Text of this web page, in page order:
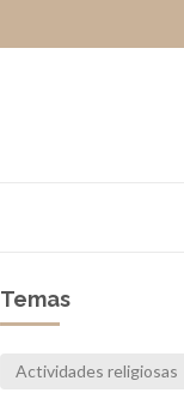
Temas
Actividades religiosas